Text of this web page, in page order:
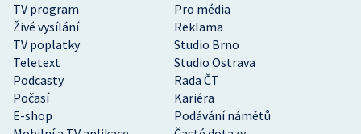
TV program
Pro média
Živé vysílání
Reklama
TV poplatky
Studio Brno
Teletext
Studio Ostrava
Podcasty
Rada ČT
Počasí
Kariéra
E-shop
Podávání námětů